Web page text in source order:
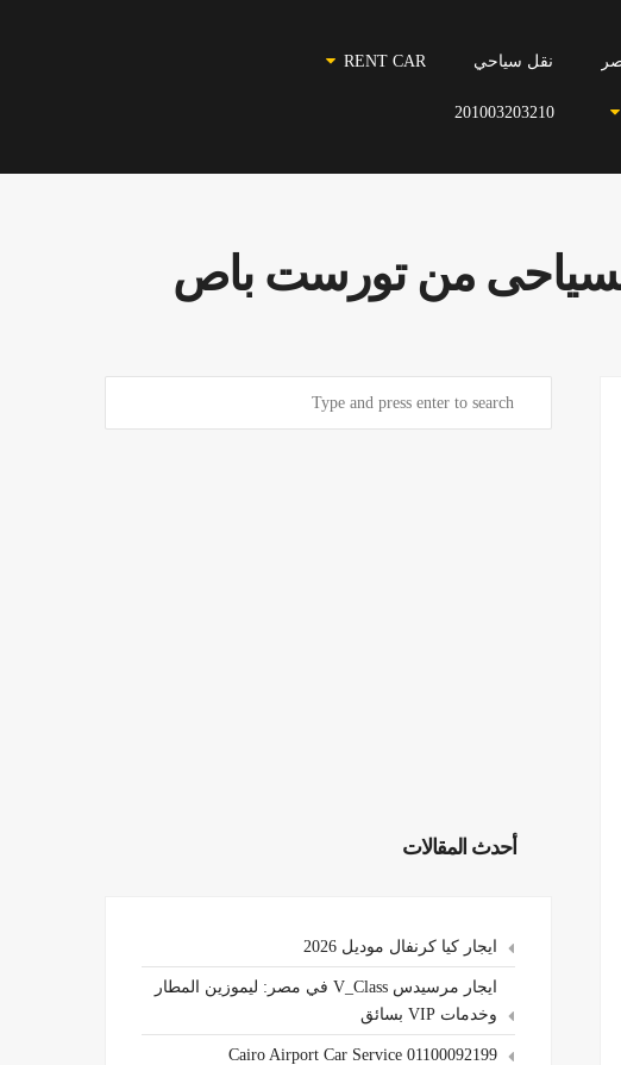
نقل سياحي RENT CAR
201003203210
من تورست باص
أحدث المقالات
ايجار كيا كرنفال موديل 2026
ايجار مرسيدس V_Class في مصر: ليموزين المطار
وخدمات VIP بسائق
Cairo Airport Car Service 01100092199